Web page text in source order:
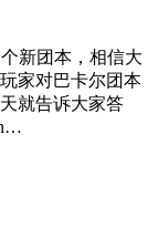
新团本，相信大
家对巴卡尔团本
就告诉大家答